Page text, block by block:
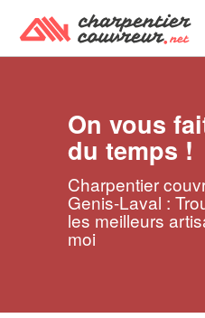
On vous
du temps !
Charpentier
Genis-Laval :
les meilleurs
moi